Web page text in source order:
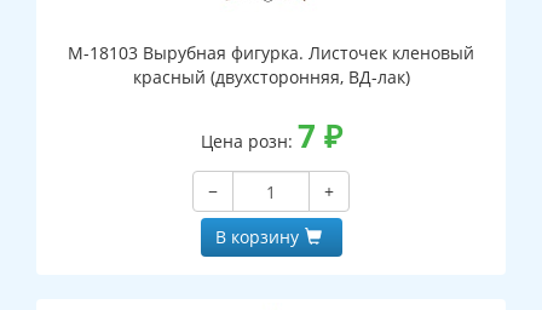
М-18103 Вырубная фигурка. Листочек кленовый
красный (двухсторонняя, ВД-лак)
Цена розн: 7 ₽
−
+
В корзину